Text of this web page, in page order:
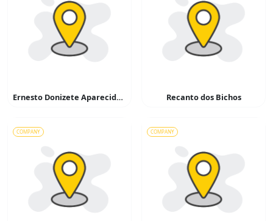
Ernesto Donizete Aparecido Simões – Serralheiro Recanto dos Bichos
COMPANY COMPANY